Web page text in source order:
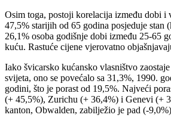
Osim toga, postoji korelacija između dobi i
47,5% starijih od 65 godina posjeduje stan
26,1% osoba godišnje dobi između 25-65
kuću. Rastuće cijene vjerovatno
Iako švicarsko kućansko vlasništvo
svijeta, ono se povećalo sa 31,3%, 1990.
godini, što je porast od 19,5%. Najveći
(+ 45,5%), Zurichu (+ 36,4%) i Genevi (+
kanton, Obwalden, zabilježio je pad (-